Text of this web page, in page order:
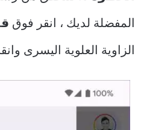
المفضلة لديك ، انقر فوق
الزاوية العلوية اليسرى